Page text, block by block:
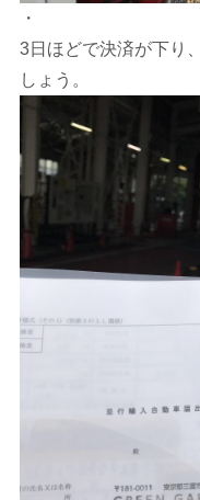
・
3日ほどで決済が下り
しょう。